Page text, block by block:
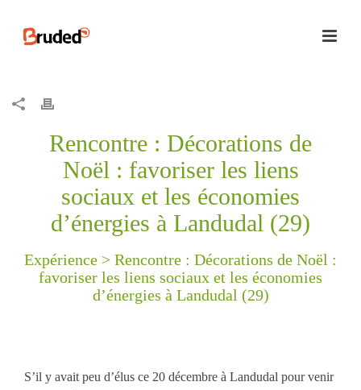
Rencontre : Décorations de
Noël : favoriser les liens
sociaux et les économies
d’énergies à Landudal (29)
Expérience > Rencontre : Décorations de Noël :
favoriser les liens sociaux et les économies
d’énergies à Landudal (29)
S’il y avait peu d’élus ce 20 décembre à Landudal pour venir